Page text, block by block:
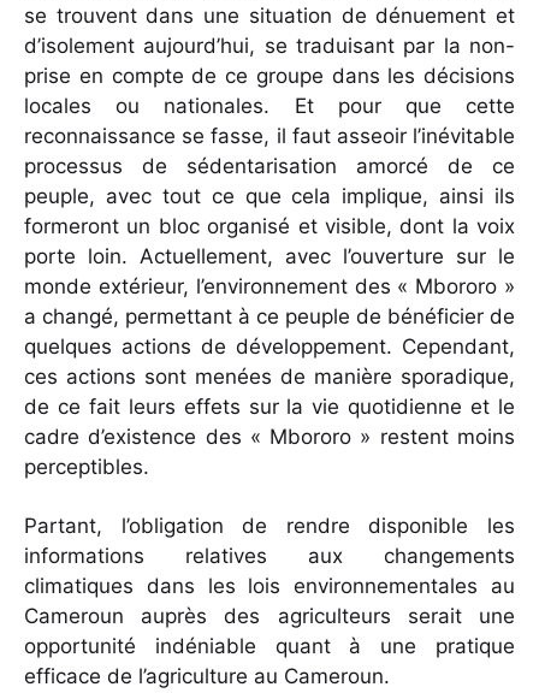
se trouvent dans une situation de dénuement et
d’isolement aujourd’hui, se traduisant par la non-
prise en compte de ce groupe dans les décisions
locales ou nationales. Et pour que cette
reconnaissance se fasse, il faut asseoir l’inévitable
processus de sédentarisation amorcé de ce
peuple, avec tout ce que cela implique, ainsi ils
formeront un bloc organisé et visible, dont la voix
porte loin. Actuellement, avec l’ouverture sur le
monde extérieur, l’environnement des « Mbororo »
a changé, permettant à ce peuple de bénéficier de
quelques actions de développement. Cependant,
ces actions sont menées de manière sporadique,
de ce fait leurs effets sur la vie quotidienne et le
cadre d’existence des « Mbororo » restent moins
perceptibles.
Partant, l’obligation de rendre disponible les
informations relatives aux changements
climatiques dans les lois environnementales au
Cameroun auprès des agriculteurs serait une
opportunité indéniable quant à une pratique
efficace de l’agriculture au Cameroun.